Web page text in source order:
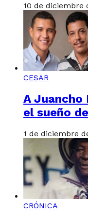
10 de diciembre
CESAR
A Juancho
el sueño
1 de diciembre
CRÓNICA